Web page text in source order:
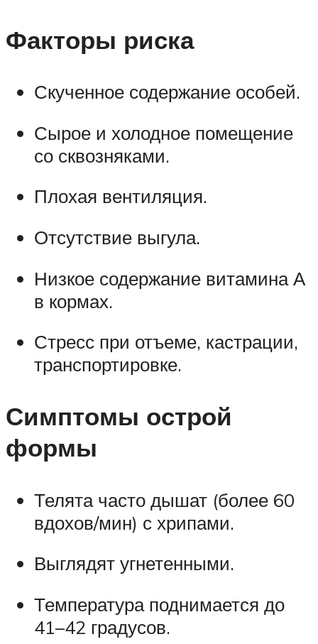
Факторы риска
Скученное содержание особей.
Сырое и холодное помещение
со сквозняками.
Плохая вентиляция.
Отсутствие выгула.
Низкое содержание витамина А
в кормах.
Стресс при отъеме, кастрации,
транспортировке.
Симптомы острой
формы
Телята часто дышат (более 60
вдохов/мин) с хрипами.
Выглядят угнетенными.
Температура поднимается до
41–42 градусов.